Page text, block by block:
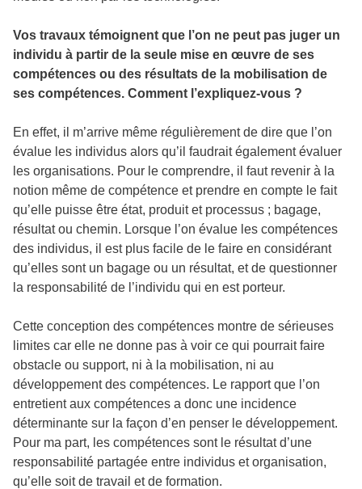
Vos travaux témoignent que l’on ne peut pas juger un
individu à partir de la seule mise en œuvre de ses
compétences ou des résultats de la mobilisation de
ses compétences. Comment l’expliquez-vous ?
En effet, il m’arrive même régulièrement de dire que l’on
évalue les individus alors qu’il faudrait également évaluer
les organisations. Pour le comprendre, il faut revenir à la
notion même de compétence et prendre en compte le fait
qu’elle puisse être état, produit et processus ; bagage,
résultat ou chemin. Lorsque l’on évalue les compétences
des individus, il est plus facile de le faire en considérant
qu’elles sont un bagage ou un résultat, et de questionner
la responsabilité de l’individu qui en est porteur.
Cette conception des compétences montre de sérieuses
limites car elle ne donne pas à voir ce qui pourrait faire
obstacle ou support, ni à la mobilisation, ni au
développement des compétences. Le rapport que l’on
entretient aux compétences a donc une incidence
déterminante sur la façon d’en penser le développement.
Pour ma part, les compétences sont le résultat d’une
responsabilité partagée entre individus et organisation,
qu’elle soit de travail et de formation.